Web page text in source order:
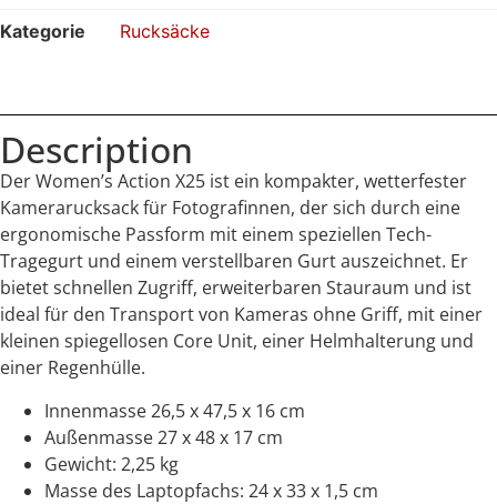
Kategorie
Rucksäcke
Description
Der Women’s Action X25 ist ein kompakter, wetterfester
Kamerarucksack für Fotografinnen, der sich durch eine
ergonomische Passform mit einem speziellen Tech-
Tragegurt und einem verstellbaren Gurt auszeichnet. Er
bietet schnellen Zugriff, erweiterbaren Stauraum und ist
ideal für den Transport von Kameras ohne Griff, mit einer
kleinen spiegellosen Core Unit, einer Helmhalterung und
einer Regenhülle.
Innenmasse 26,5 x 47,5 x 16 cm
Außenmasse 27 x 48 x 17 cm
Gewicht: 2,25 kg
Masse des Laptopfachs: 24 x 33 x 1,5 cm